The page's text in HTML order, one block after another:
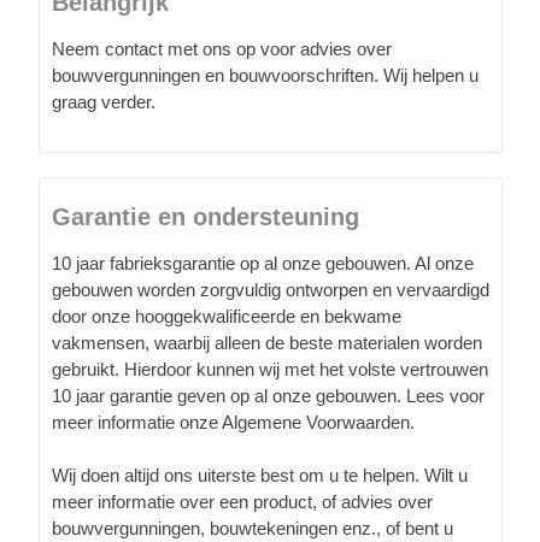
Neem contact met ons op voor advies over
bouwvergunningen en bouwvoorschriften. Wij helpen u
graag verder.
Garantie en ondersteuning
10 jaar fabrieksgarantie op al onze gebouwen. Al onze
gebouwen worden zorgvuldig ontworpen en vervaardigd
door onze hooggekwalificeerde en bekwame
vakmensen, waarbij alleen de beste materialen worden
gebruikt. Hierdoor kunnen wij met het volste vertrouwen
10 jaar garantie geven op al onze gebouwen. Lees voor
meer informatie onze Algemene Voorwaarden.
Wij doen altijd ons uiterste best om u te helpen. Wilt u
meer informatie over een product, of advies over
bouwvergunningen, bouwtekeningen enz., of bent u